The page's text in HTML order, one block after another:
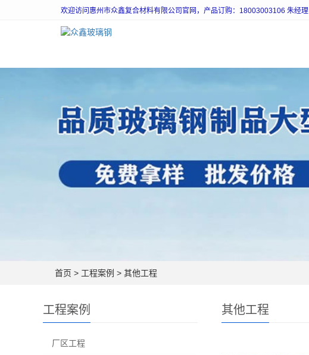
欢迎访问惠州市众鑫复合材料有限公司官网，产品订购：18003003106 朱经理
首页 > 工程案例 > 其他工程
工程案例
厂区工程
其他工程